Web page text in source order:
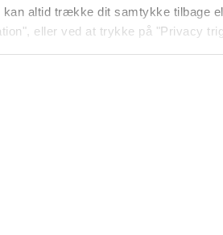
kan altid trække dit samtykke tilbage
eller ved at trykke på "Privacy
og cookies fra tredjeparter til at
dine præferencer samt til brug